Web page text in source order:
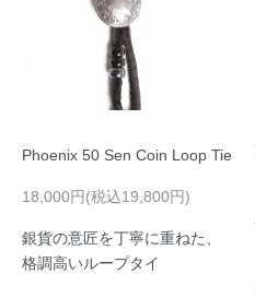
Phoenix 50 Sen Coin Loop Tie
18,000円(税込19,800円)
銀貨の意匠を丁寧に重ねた、
格調高いループタイ